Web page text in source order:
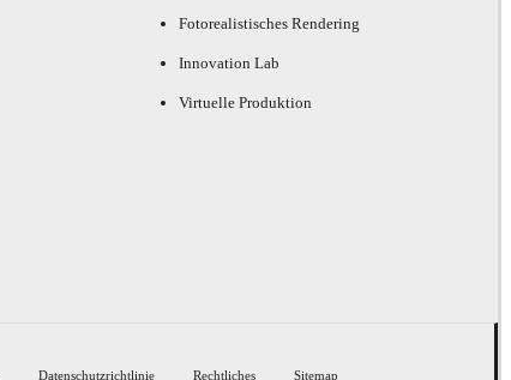
Fotorealistisches Rendering
Innovation Lab
Virtuelle Produktion
Datenschutzrichtlinie Rechtliches Sitemap